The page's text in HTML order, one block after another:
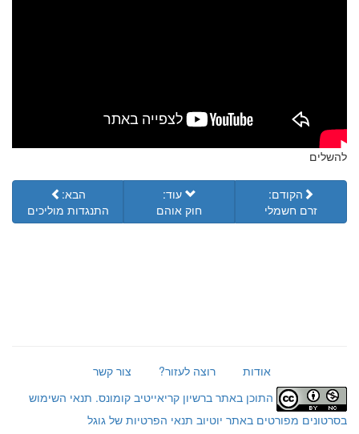
להשלים
הקודם:
זרם חשמלי
עוד:
חוק אוהם
הבא:
התנגדות מוליכים
אודות רוצה לעזור?
צור קשר
התוכן באתר ברשיון קריאייטיב קומונס. תנאי השימוש
בסרטונים מפורטים באתר יוטיוב תנאי הפרטיות של גוגל